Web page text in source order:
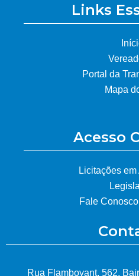
Links
Portal da
Mapa
Acesso
Licitações
Fale
Rua Flamboyant, 562,